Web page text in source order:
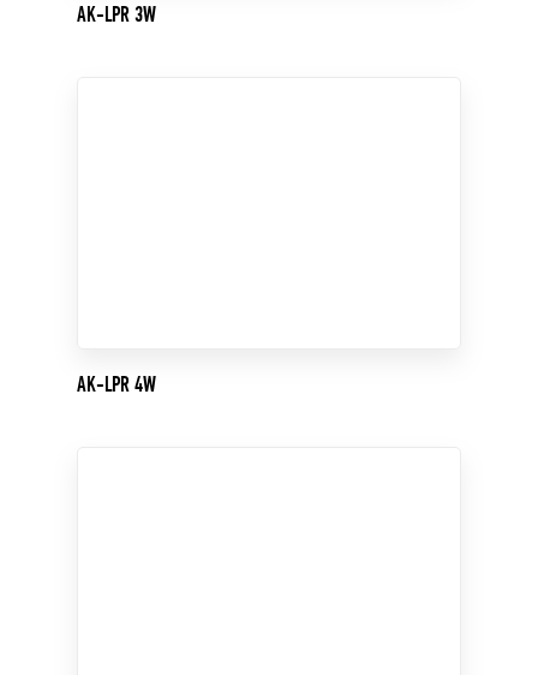
AK-LPR 3W
AK-LPR 4W